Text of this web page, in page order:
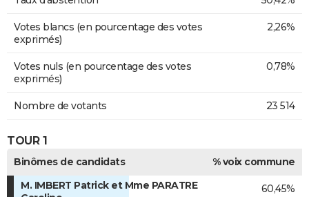
Votes blancs (en pourcentage des votes
exprimés)
2,26%
Votes nuls (en pourcentage des votes
exprimés)
0,78%
Nombre de votants 23 514
TOUR 1
Binômes de candidats
% voix commune
M. IMBERT Patrick et Mme PARATRE
60,45%